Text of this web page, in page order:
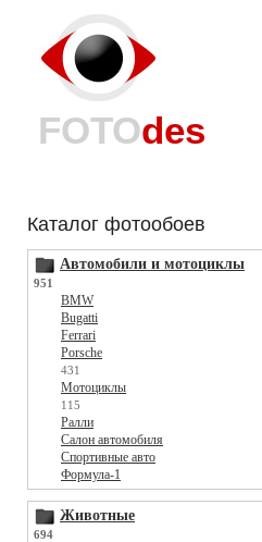
FOTOdes
Каталог фотообоев
Автомобили и мотоциклы
951
BMW
Bugatti
Ferrari
Porsche
431
Мотоциклы
115
Ралли
Салон автомобиля
Спортивные авто
Формула-1
Животные
694